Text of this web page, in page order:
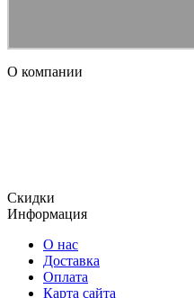
О компании
Скидки
Информация
О нас
Доставка
Оплата
Карта сайта